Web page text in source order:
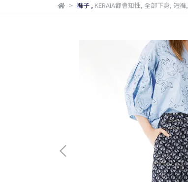
褲子, KERAIA都會知性, 全部下身, 短褲,